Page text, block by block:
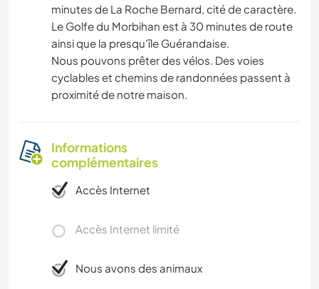
minutes de La Roche Bernard, cité de caractère.
Le Golfe du Morbihan est à 30 minutes de route
ainsi que la presqu'île Guérandaise.
Nous pouvons prêter des vélos. Des voies
cyclables et chemins de randonnées passent à
proximité de notre maison.
Informations
complémentaires
Accès Internet
Accès Internet limité
Nous avons des animaux